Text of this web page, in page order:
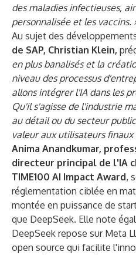
des maladies infectieuses,
personnalisée et les vaccins.
Au sujet des
de SAP, Christian Klein,
en plus banalisés et la
niveau des processus
allons intégrer l'IA dans les
Qu'il s'agisse de l'industrie
au détail ou du secteur
valeur aux utilisateurs finaux
Anima Anandkumar,
directeur principal de l'IA
TIME100 AI Impact Award,
réglementation ciblée en
montée en puissance de
que DeepSeek. Elle note
DeepSeek repose sur Meta
open source qui facilite